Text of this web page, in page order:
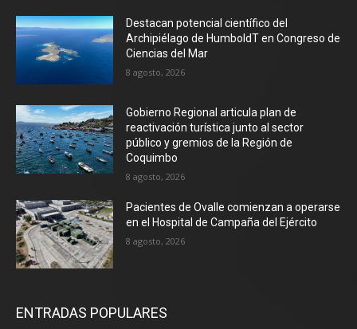
Destacan potencial científico del
Archipiélago de HumboldT en Congreso de
Ciencias del Mar
8 agosto, 2026
Gobierno Regional articula plan de
reactivación turística junto al sector
público y gremios de la Región de
Coquimbo
8 agosto, 2026
Pacientes de Ovalle comienzan a operarse
en el Hospital de Campaña del Ejército
8 agosto, 2026
ENTRADAS POPULARES